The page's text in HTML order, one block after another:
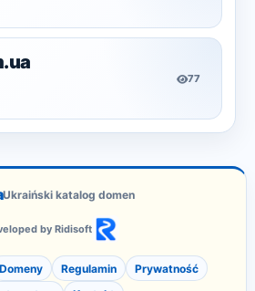
77
Ukraiński katalog domen
by Ridisoft
Domeny Regulamin
Prywatność